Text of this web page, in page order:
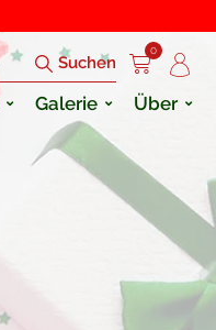
Suchen
0
Galerie Über